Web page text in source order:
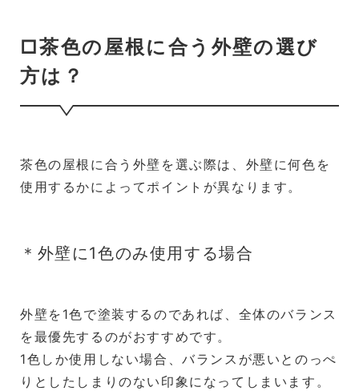
□茶色の屋根に合う外壁の選び
方は？
茶色の屋根に合う外壁を選ぶ際は、外壁に何色を
使用するかによってポイントが異なります。
＊外壁に1色のみ使用する場合
外壁を1色で塗装するのであれば、全体のバランス
を最優先するのがおすすめです。
1色しか使用しない場合、バランスが悪いとのっぺ
りとしたしまりのない印象になってしまいます。